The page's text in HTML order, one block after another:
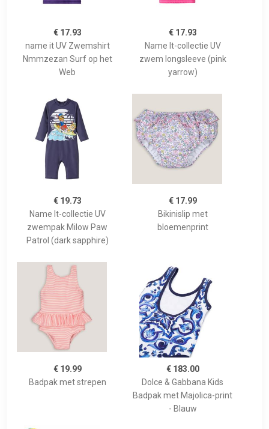
€ 17.93
name it UV Zwemshirt
Nmmzezan Surf op het
Web
€ 17.93
Name It-collectie UV
zwem longsleeve (pink
yarrow)
€ 19.73
Name It-collectie UV
zwempak Milow Paw
Patrol (dark sapphire)
€ 17.99
Bikinislip met
bloemenprint
€ 19.99
Badpak met strepen
€ 183.00
Dolce & Gabbana Kids
Badpak met Majolica-print
- Blauw